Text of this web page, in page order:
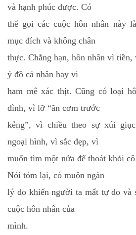
và hạnh phúc được. Có
thể gọi các cuộc hôn nhân này
mục đích và không chân
thực. Chẳng hạn, hôn nhân vì
ý đồ cá nhân hay vì
ham mê xác thịt. Cũng có loại
đình, vì lỡ “ăn cơm trước
kẻng”, vì chiều theo sự xúi
ngoại hình, vì sắc đẹp, vì
muốn tìm một nửa để thoát khỏi
Nói tóm lại, có muôn ngàn
lý do khiến người ta mất tự do và
cuộc hôn nhân của
mình.